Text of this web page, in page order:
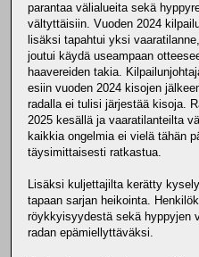
parantaa välialueita sekä
vältyttäisiin. Vuoden 2024
lisäksi tapahtui yksi
joutui käydä useampaan
haavereiden takia.
esiin vuoden 2024 kisojen
radalla ei tulisi järjestää kisoja.
2025 kesällä ja vaaratilanteilta
kaikkia ongelmia ei vielä tähän
täysimittaisesti ratkastua.
Lisäksi kuljettajilta kerätty
tapaan sarjan heikointa.
röykkyisyydestä sekä hyppyjen
radan epämiellyttäväksi.